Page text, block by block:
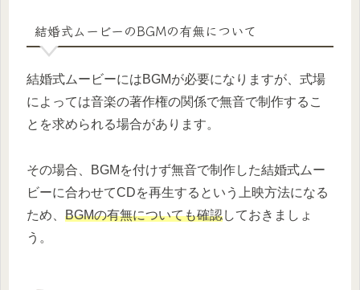
結婚式ムービーのBGMの有無について
結婚式ムービーにはBGMが必要になりますが、式場
によっては音楽の著作権の関係で無音で制作するこ
とを求められる場合があります。
その場合、BGMを付けず無音で制作した結婚式ムー
ビーに合わせてCDを再生するという上映方法になる
ため、 BGMの有無についても確認しておきましょ
う。